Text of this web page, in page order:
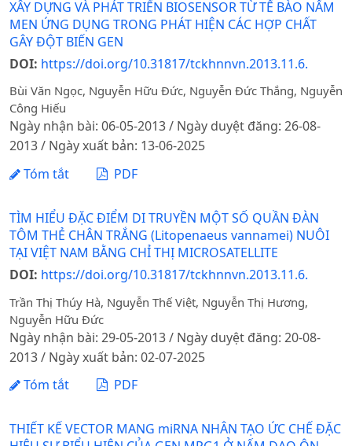
XÂY DỰNG VÀ PHÁT TRIỂN BIOSENSOR TỪ TẾ BÀO NẤM
MEN ỨNG DỤNG TRONG PHÁT HIỆN CÁC HỢP CHẤT
GÂY ĐỘT BIẾN GEN
DOI: https://doi.org/10.31817/tckhnnvn.2013.11.6.
Bùi Văn Ngọc, Nguyễn Hữu Đức, Nguyễn Đức Thắng, Nguyễn
Công Hiếu
Ngày nhận bài: 06-05-2013 / Ngày duyệt đăng: 26-08-
2013 / Ngày xuất bản: 13-06-2025
Tóm tắt
PDF
TÌM HIỂU ĐẶC ĐIỂM DI TRUYỀN MỘT SỐ QUẦN ĐÀN
TÔM THẺ CHÂN TRẮNG (Litopenaeus vannamei) NUÔI
TẠI VIỆT NAM BẰNG CHỈ THỊ MICROSATELLITE
DOI: https://doi.org/10.31817/tckhnnvn.2013.11.6.
Trần Thị Thúy Hà, Nguyễn Thế Việt, Nguyễn Thị Hương,
Nguyễn Hữu Đức
Ngày nhận bài: 29-05-2013 / Ngày duyệt đăng: 20-08-
2013 / Ngày xuất bản: 02-07-2025
Tóm tắt
PDF
THIẾT KẾ VECTOR MANG miRNA NHÂN TẠO ỨC CHẾ ĐẶC